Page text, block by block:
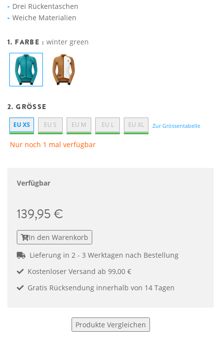
Drei Rückentaschen
Weiche Materialien
1. FARBE :winter green
2. GRÖSSE
EU XS EU S EU M EU L EU XL Zur Grössentabelle
Nur noch 1 mal verfügbar
Verfügbar
139,95 €
In den Warenkorb
Lieferung in 2 - 3 Werktagen nach Bestellung
Kostenloser Versand ab 99,00 €
Gratis Rücksendung innerhalb von 14 Tagen
Produkte Vergleichen